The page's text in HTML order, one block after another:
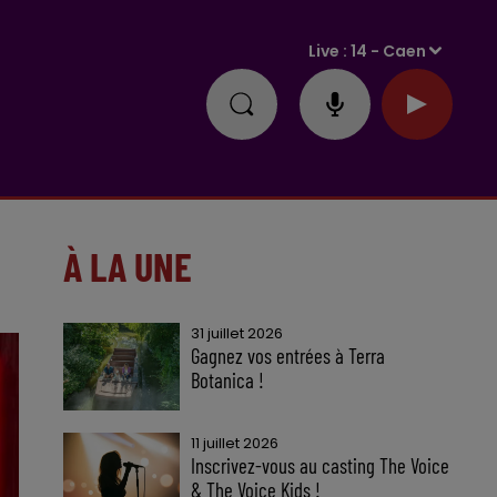
Live :14 - Caen
À LA UNE
31 juillet 2026
Gagnez vos entrées à Terra
Botanica !
11 juillet 2026
Inscrivez-vous au casting The Voice
& The Voice Kids !